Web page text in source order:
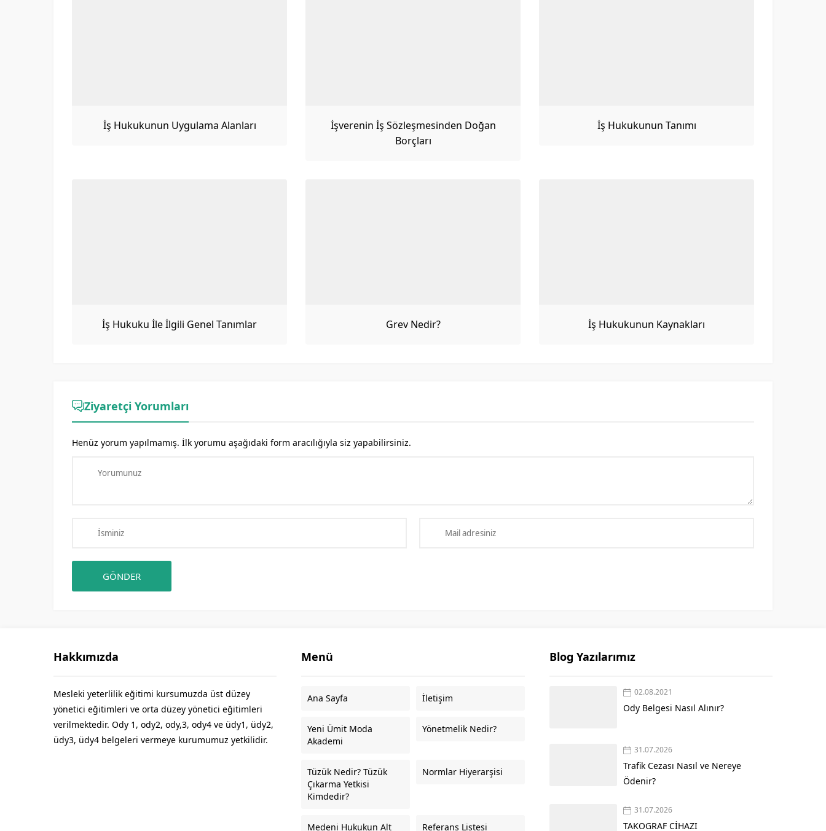
İş Hukukunun Uygulama Alanları
İşverenin İş Sözleşmesinden Doğan
Borçları
İş Hukukunun Tanımı
İş Hukuku İle İlgili Genel Tanımlar Grev Nedir? İş Hukukunun Kaynakları
Ziyaretçi Yorumları
Henüz yorum yapılmamış. İlk yorumu aşağıdaki form aracılığıyla siz yapabilirsiniz.
Hakkımızda
Mesleki yeterlilik eğitimi kursumuzda üst düzey
yönetici eğitimleri ve orta düzey yönetici eğitimleri
verilmektedir. Ody 1, ody2, ody,3, ody4 ve üdy1, üdy2,
üdy3, üdy4 belgeleri vermeye kurumumuz yetkilidir.
Menü
Ana Sayfa İletişim
Yeni Ümit Moda
Akademi
Yönetmelik Nedir?
Tüzük Nedir? Tüzük
Çıkarma Yetkisi
Kimdedir?
Normlar Hiyerarşisi
Medeni Hukukun Alt Referans Listesi
Blog Yazılarımız
02.08.2021
Ody Belgesi Nasıl Alınır?
31.07.2026
Trafik Cezası Nasıl ve Nereye
Ödenir?
31.07.2026
TAKOGRAF CİHAZI